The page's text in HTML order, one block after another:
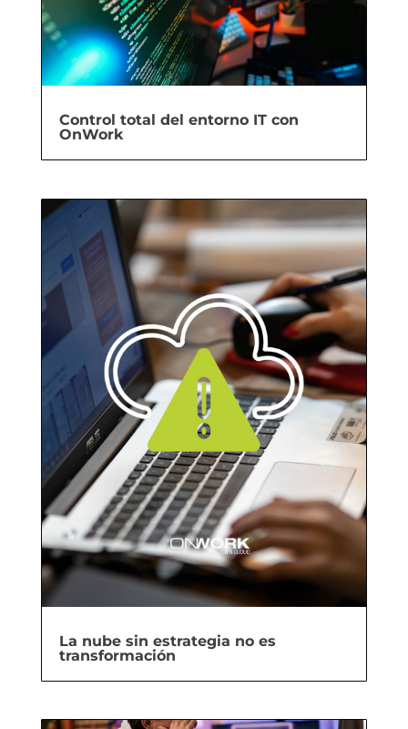
Control total del entorno IT con
OnWork
La nube sin estrategia no es
transformación